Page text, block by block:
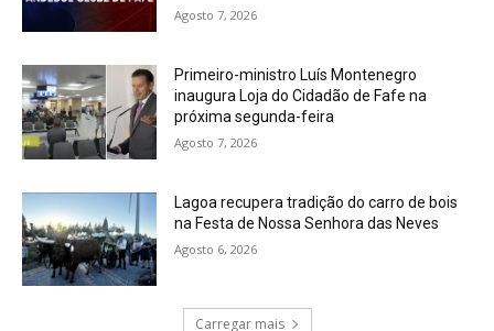
Agosto 7, 2026
Primeiro-ministro Luís Montenegro
inaugura Loja do Cidadão de Fafe na
próxima segunda-feira
Agosto 7, 2026
Lagoa recupera tradição do carro de bois
na Festa de Nossa Senhora das Neves
Agosto 6, 2026
Carregar mais